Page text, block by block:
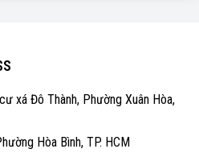
xá Đô Thành, Phường Xuân Hòa,
Hòa Bình, TP. HCM